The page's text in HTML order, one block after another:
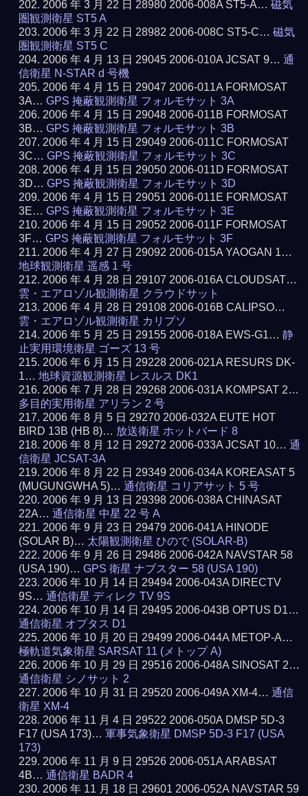
2006 年 3 月 22 日 28980 2006-008A ST5-A…磁気
圏観測衛星 ST5 A
2006 年 3 月 22 日 28982 2006-008C ST5-C…磁気
圏観測衛星 ST5 C
2006 年 4 月 13 日 29045 2006-010A JCSAT 9…通
信衛星 N-STAR d 号機
2006 年 4 月 15 日 29047 2006-011A FORMOSAT
3A…GPS 掩蔽観測衛星 フォルモサット 3A
2006 年 4 月 15 日 29048 2006-011B FORMOSAT
3B…GPS 掩蔽観測衛星 フォルモサット 3B
2006 年 4 月 15 日 29049 2006-011C FORMOSAT
3C…GPS 掩蔽観測衛星 フォルモサット 3C
2006 年 4 月 15 日 29050 2006-011D FORMOSAT
3D…GPS 掩蔽観測衛星 フォルモサット 3D
2006 年 4 月 15 日 29051 2006-011E FORMOSAT
3E…GPS 掩蔽観測衛星 フォルモサット 3E
2006 年 4 月 15 日 29052 2006-011F FORMOSAT
3F…GPS 掩蔽観測衛星 フォルモサット 3F
2006 年 4 月 27 日 29092 2006-015A YAOGAN 1…
地球観測衛星 遥感 1 号
2006 年 4 月 28 日 29107 2006-016A CLOUDSAT…
雲・エアロゾル観測衛星 クラウドサット
2006 年 4 月 28 日 29108 2006-016B CALIPSO…
雲・エアロゾル観測衛星 カリプソ
2006 年 5 月 25 日 29155 2006-018A EWS-G1…静
止実用環境衛星 ゴーズ 13 号
2006 年 6 月 15 日 29228 2006-021A RESURS DK-
1…地球資源観測衛星 レスルス DK1
2006 年 7 月 28 日 29268 2006-031A KOMPSAT 2…
多目的実用衛星 アリラン 2 号
2006 年 8 月 5 日 29270 2006-032A EUTE HOT
BIRD 13B (HB 8)… 放送衛星 ホットバード 8
2006 年 8 月 12 日 29272 2006-033A JCSAT 10…通
信衛星 JCSAT-3A
2006 年 8 月 22 日 29349 2006-034A KOREASAT 5
(MUGUNGWHA 5)…通信衛星 コリアサット 5 号
2006 年 9 月 13 日 29398 2006-038A CHINASAT
22A…通信衛星 中星 22 号 A
2006 年 9 月 23 日 29479 2006-041A HINODE
(SOLAR B)… 太陽観測衛星 ひので (SOLAR-B)
2006 年 9 月 26 日 29486 2006-042A NAVSTAR 58
(USA 190)…GPS 衛星 ナブスター 58 (USA 190)
2006 年 10 月 14 日 29494 2006-043A DIRECTV
9S…通信衛星 ディレク TV 9S
2006 年 10 月 14 日 29495 2006-043B OPTUS D1…
通信衛星 オプタス D1
2006 年 10 月 20 日 29499 2006-044A METOP-A…
極軌道気象衛星 SARSAT 11 (メトップ A)
2006 年 10 月 29 日 29516 2006-048A SINOSAT 2…
通信衛星 シノサット 2
2006 年 10 月 31 日 29520 2006-049A XM-4…通信
衛星 XM-4
2006 年 11 月 4 日 29522 2006-050A DMSP 5D-3
F17 (USA 173)…軍事気象衛星 DMSP 5D-3 F17 (USA
173)
2006 年 11 月 9 日 29526 2006-051A ARABSAT
4B…通信衛星 BADR 4
2006 年 11 月 18 日 29601 2006-052A NAVSTAR 59